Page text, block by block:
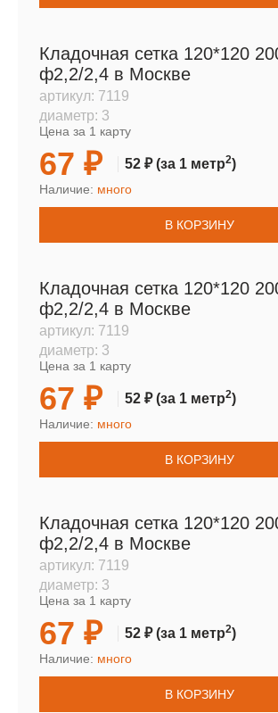
Кладочная сетка 120*120
ф2,2/2,4 в Москве
артикул: 7119
диаметр: 3
Цена за 1 карту
67 ₽ 52 ₽(за 1 метр2)
Наличие: много
В КОРЗИНУ
Кладочная сетка 120*120
ф2,2/2,4 в Москве
артикул: 7119
диаметр: 3
Цена за 1 карту
67 ₽ 52 ₽(за 1 метр2)
Наличие: много
В КОРЗИНУ
Кладочная сетка 120*120
ф2,2/2,4 в Москве
артикул: 7119
диаметр: 3
Цена за 1 карту
67 ₽ 52 ₽(за 1 метр2)
Наличие: много
В КОРЗИНУ